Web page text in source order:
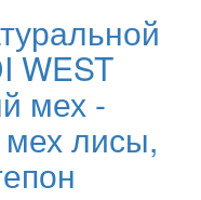
WEST
мех -
мех лисы,